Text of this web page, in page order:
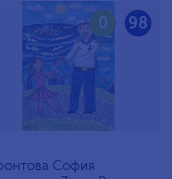
98
0
София